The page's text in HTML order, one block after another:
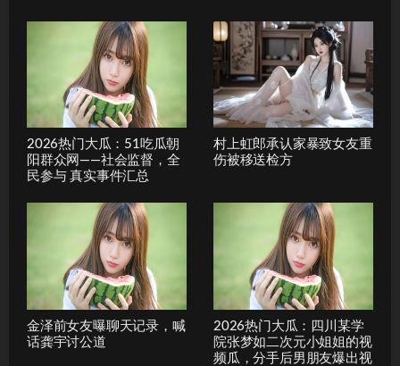
2026热门大瓜：51吃瓜朝
阳群众网——社会监督，全
民参与 真实事件汇总
村上虹郎承认家暴致女友重
伤被移送检方
金泽前女友曝聊天记录，喊
话龚宇讨公道
2026热门大瓜：四川某学
院张梦如二次元小姐姐的视
频瓜，分手后男朋友爆出视